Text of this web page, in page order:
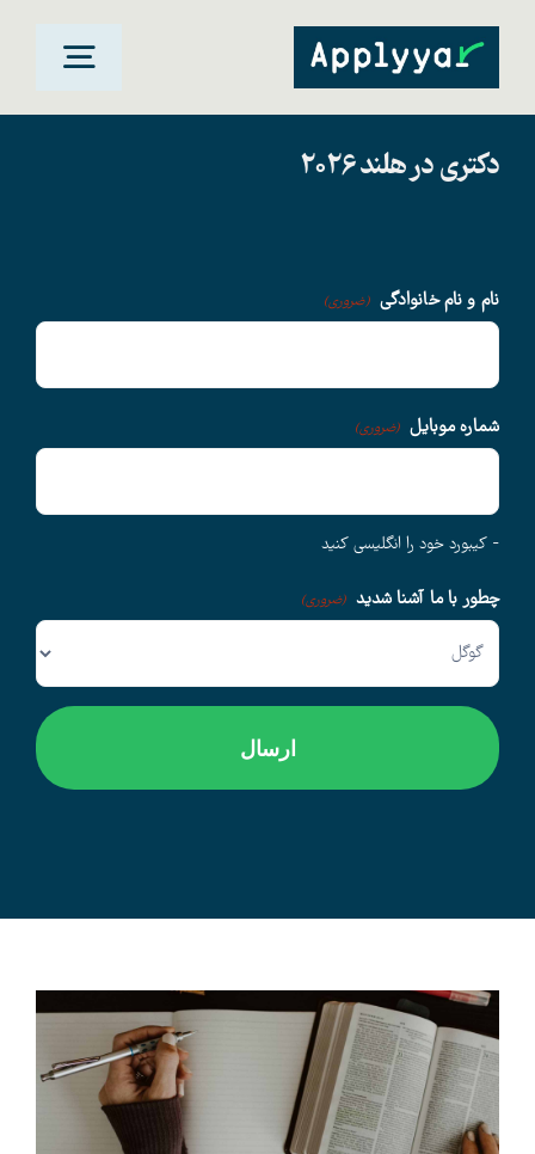
Skip
درباره ما
اخبار
دکتری در هلند 2026
نام و نام خانوادگی (ضروری)
شماره موبایل (ضروری)
- کیبورد خود را انگلیسی کنید
چطور با ما آشنا شدید (ضروری)